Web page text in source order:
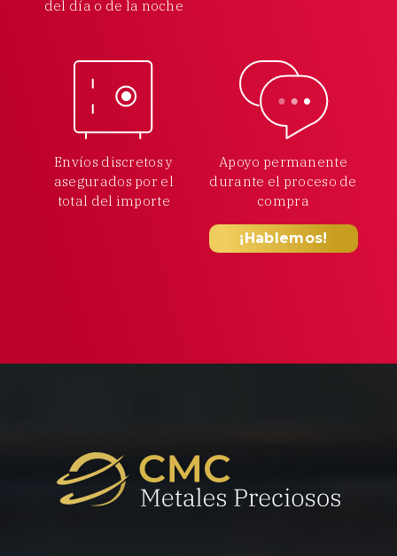
del día o de la noche
Envíos discretos y
asegurados por el
total del importe
Apoyo permanente
durante el proceso de
compra
¡Hablemos!